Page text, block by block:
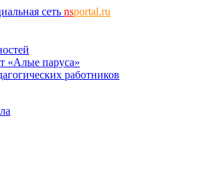
сеть nsportal.ru
«Алые паруса»
работников